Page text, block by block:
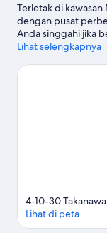
Terletak di
dengan pusat
Anda singgahi jika
kunjungi Taman
Jangan sampai
Lihat selengkapnya
4-10-30
Lihat di peta